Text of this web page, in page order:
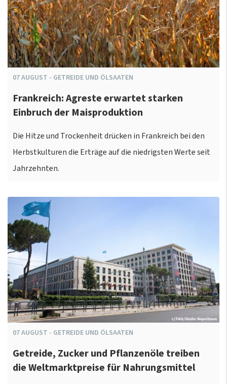
07AUGUST - GETREIDE UND ÖLSAATEN
Frankreich: Agreste erwartet starken
Einbruch der Maisproduktion
Die Hitze und Trockenheit drücken in Frankreich bei den
Herbstkulturen die Erträge auf die niedrigsten Werte seit
Jahrzehnten.
07AUGUST - GETREIDE UND ÖLSAATEN
Getreide, Zucker und Pflanzenöle treiben
die Weltmarktpreise für Nahrungsmittel